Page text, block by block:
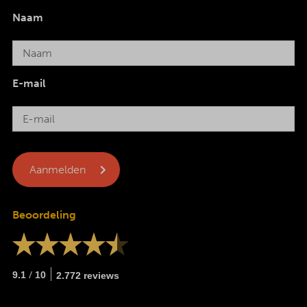
Naam
E-mail
Beoordeling
9.1 / 10 2.772 reviews